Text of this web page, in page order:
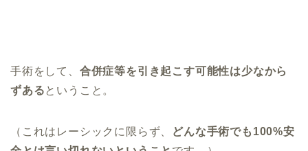
手術をして、 合併症等を引き起こす可能性は少なから
ずあるということ。
（ これはレーシックに限らず、
どんな手術でも100%安